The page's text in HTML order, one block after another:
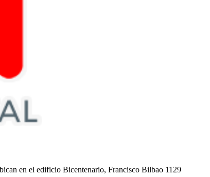
en el edificio Bicentenario, Francisco Bilbao 1129